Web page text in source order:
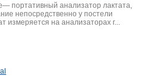
портативный анализатор лактата,
непосредственно у постели
измеряется на анализаторах г...